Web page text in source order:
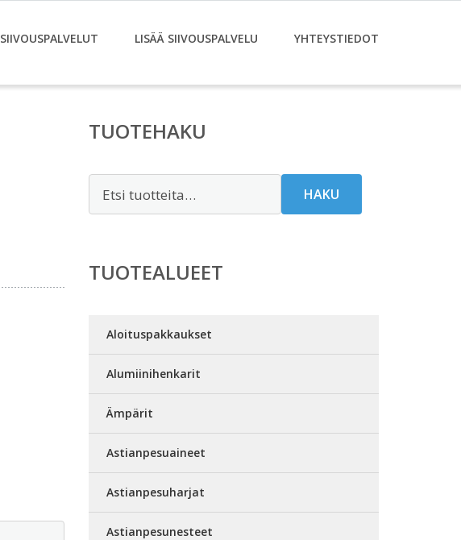
SIIVOUSPALVELUT LISÄÄ SIIVOUSPALVELU YHTEYSTIEDOT
TUOTEHAKU
HAKU
TUOTEALUEET
Aloituspakkaukset
Alumiinihenkarit
Ämpärit
Astianpesuaineet
Astianpesuharjat
Astianpesunesteet